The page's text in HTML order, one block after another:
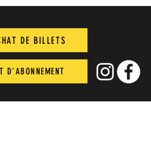
DE BILLETS
D'ABONNEMENT